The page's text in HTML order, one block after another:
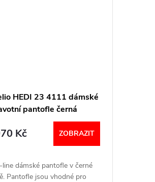
HEDI 23 4111 dámské
pantofle černá
Kč ZOBRAZIT
dámské pantofle v černé
Pantofle jsou vhodné pro